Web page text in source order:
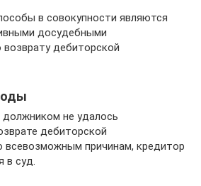
в совокупности являются
досудебными
дебиторской
должником не удалось
дебиторской
всевозможным причинам, кредитор
в суд.